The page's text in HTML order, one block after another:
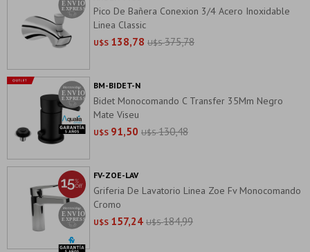
Pico De Bañera Conexion 3/4 Acero Inoxidable
Linea Classic
U$S 138,78 U$S 375,78
Bidet Monocomando C Transfer 35Mm Negro
Mate Viseu
U$S 91,50 U$S 130,48
BM-BIDET-N
Griferia De Lavatorio Linea Zoe Fv Monocomando
Cromo
U$S 157,24 U$S 184,99
FV-ZOE-LAV